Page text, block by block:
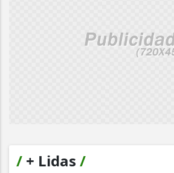
/ + Lidas /